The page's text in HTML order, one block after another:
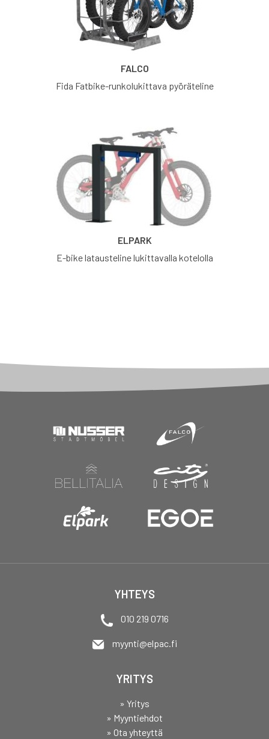
FALCO
Fida Fatbike-runkolukittava pyöräteline
ELPARK
E-bike latausteline lukittavalla kotelolla
YHTEYS
010 219 0716
myynti@elpac.fi
YRITYS
» Yritys
» Myyntiehdot
» Ota yhteyttä